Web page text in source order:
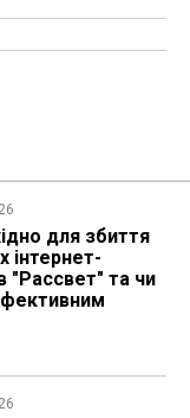
для збиття
інтернет-
"Рассвет" та чи